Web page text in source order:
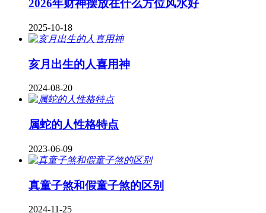
2026年财神摆放在什么方位风水好
2025-10-18
亥月出生的人喜用神
2024-08-20
属蛇的人性格特点
2023-06-09
真童子煞和假童子煞的区别
2024-11-25